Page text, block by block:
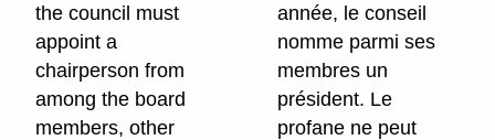
the council must
appoint a
chairperson from
among the board
members, other
année, le conseil
nomme parmi ses
membres un
président. Le
profane ne peut